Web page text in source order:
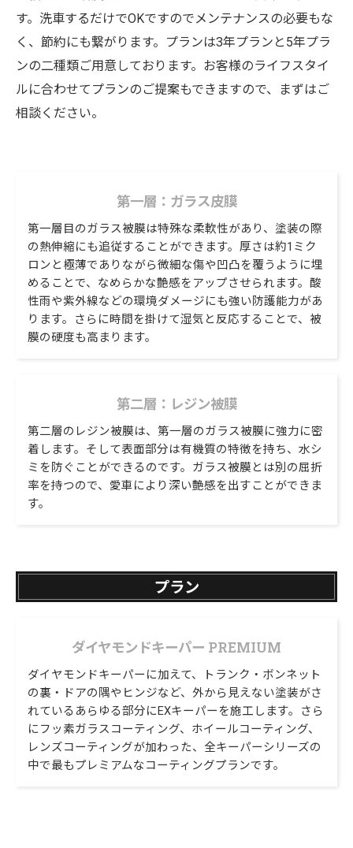
す。洗車するだけでOKですのでメンテナンスの必要もな
く、節約にも繋がります。プランは3年プランと5年プラ
ンの二種類ご用意しております。お客様のライフスタイ
ルに合わせてプランのご提案もできますので、まずはご
相談ください。
第一層：ガラス皮膜
第一層目のガラス被膜は特殊な柔軟性があり、塗装の際
の熱伸縮にも追従することができます。厚さは約1ミク
ロンと極薄でありながら微細な傷や凹凸を覆うように埋
めることで、なめらかな艶感をアップさせられます。酸
性雨や紫外線などの環境ダメージにも強い防護能力があ
ります。さらに時間を掛けて湿気と反応することで、被
膜の硬度も高まります。
第二層：レジン被膜
第二層のレジン被膜は、第一層のガラス被膜に強力に密
着します。そして表面部分は有機質の特徴を持ち、水シ
ミを防ぐことができるのです。ガラス被膜とは別の屈折
率を持つので、愛車により深い艶感を出すことができま
す。
プラン
ダイヤモンドキーパー PREMIUM
ダイヤモンドキーパーに加えて、トランク・ボンネット
の裏・ドアの隅やヒンジなど、外から見えない塗装がさ
れているあらゆる部分にEXキーパーを施工します。さら
にフッ素ガラスコーティング、ホイールコーティング、
レンズコーティングが加わった、全キーパーシリーズの
中で最もプレミアムなコーティングプランです。